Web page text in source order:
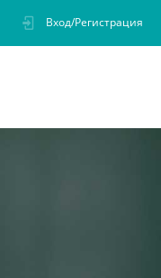
Вход/Регистрация